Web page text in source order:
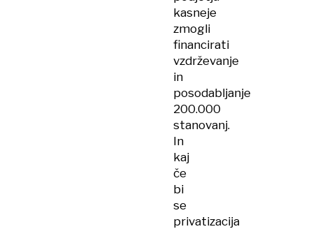
kasneje
zmogli
financirati
vzdrževanje
in
posodabljanje
200.000
stanovanj.
In
kaj
če
bi
se
privatizacija